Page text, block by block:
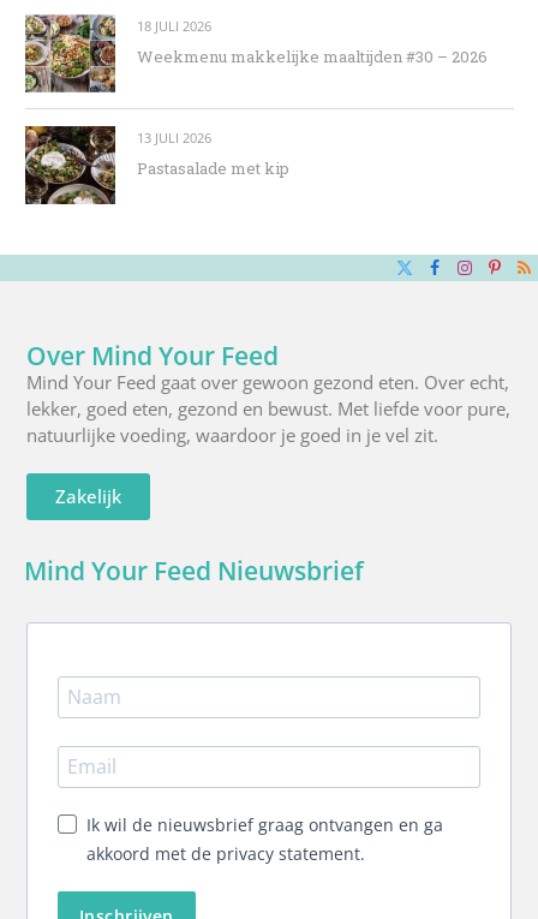
18 JULI 2026
Weekmenu makkelijke maaltijden #30 – 2026
13 JULI 2026
Pastasalade met kip
X
Facebook
Over Mind Your Feed
Mind Your Feed gaat over gewoon gezond eten. Over echt,
lekker, goed eten, gezond en bewust. Met liefde voor pure,
natuurlijke voeding, waardoor je goed in je vel zit.
Zakelijk
Mind Your Feed Nieuwsbrief
Ik wil de nieuwsbrief graag ontvangen en ga
akkoord met de privacy statement.